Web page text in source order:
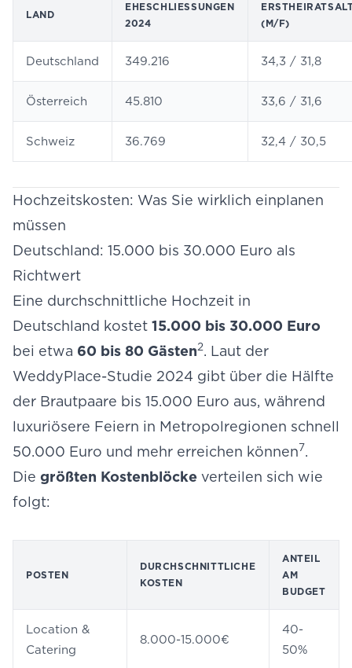
LAND
EHESCHLIESSUNGEN 2
024
(M/F)
Deutschland 349.216 34,3 / 31,8
Österreich 45.810 33,6 / 31,6
Schweiz 36.769 32,4 / 30,5
Hochzeitskosten: Was Sie wirklich einplanen
müssen
Deutschland: 15.000 bis 30.000 Euro als
Richtwert
Eine durchschnittliche Hochzeit in
Deutschland kostet 15.000 bis 30.000 Euro
bei etwa 60 bis 80 Gästen2. Laut der
WeddyPlace-Studie 2024 gibt über die Hälfte
der Brautpaare bis 15.000 Euro aus, während
luxuriösere Feiern in Metropolregionen schnell
50.000 Euro und mehr erreichen können7.
Die größten Kostenblöcke verteilen sich wie
folgt:
POSTEN
DURCHSCHNITTLICHE
KOSTEN
ANTEIL
AM
BUDGET
Location &
Catering
8.000-15.000€
40-
50%